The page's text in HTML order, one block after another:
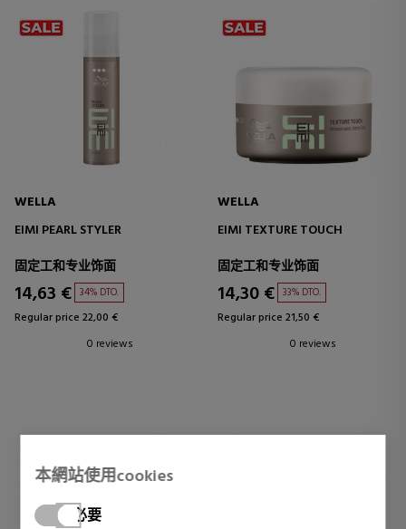
本網站使用cookies
必要
WELLA
EIMI PEARL STYLER
固定工和专业饰面
14,63 € 34% DTO.
Regular price 22,00 €
0 reviews
WELLA
EIMI TEXTURE TOUCH
固定工和专业饰面
14,30 € 33% DTO.
Regular price 21,50 €
0 reviews